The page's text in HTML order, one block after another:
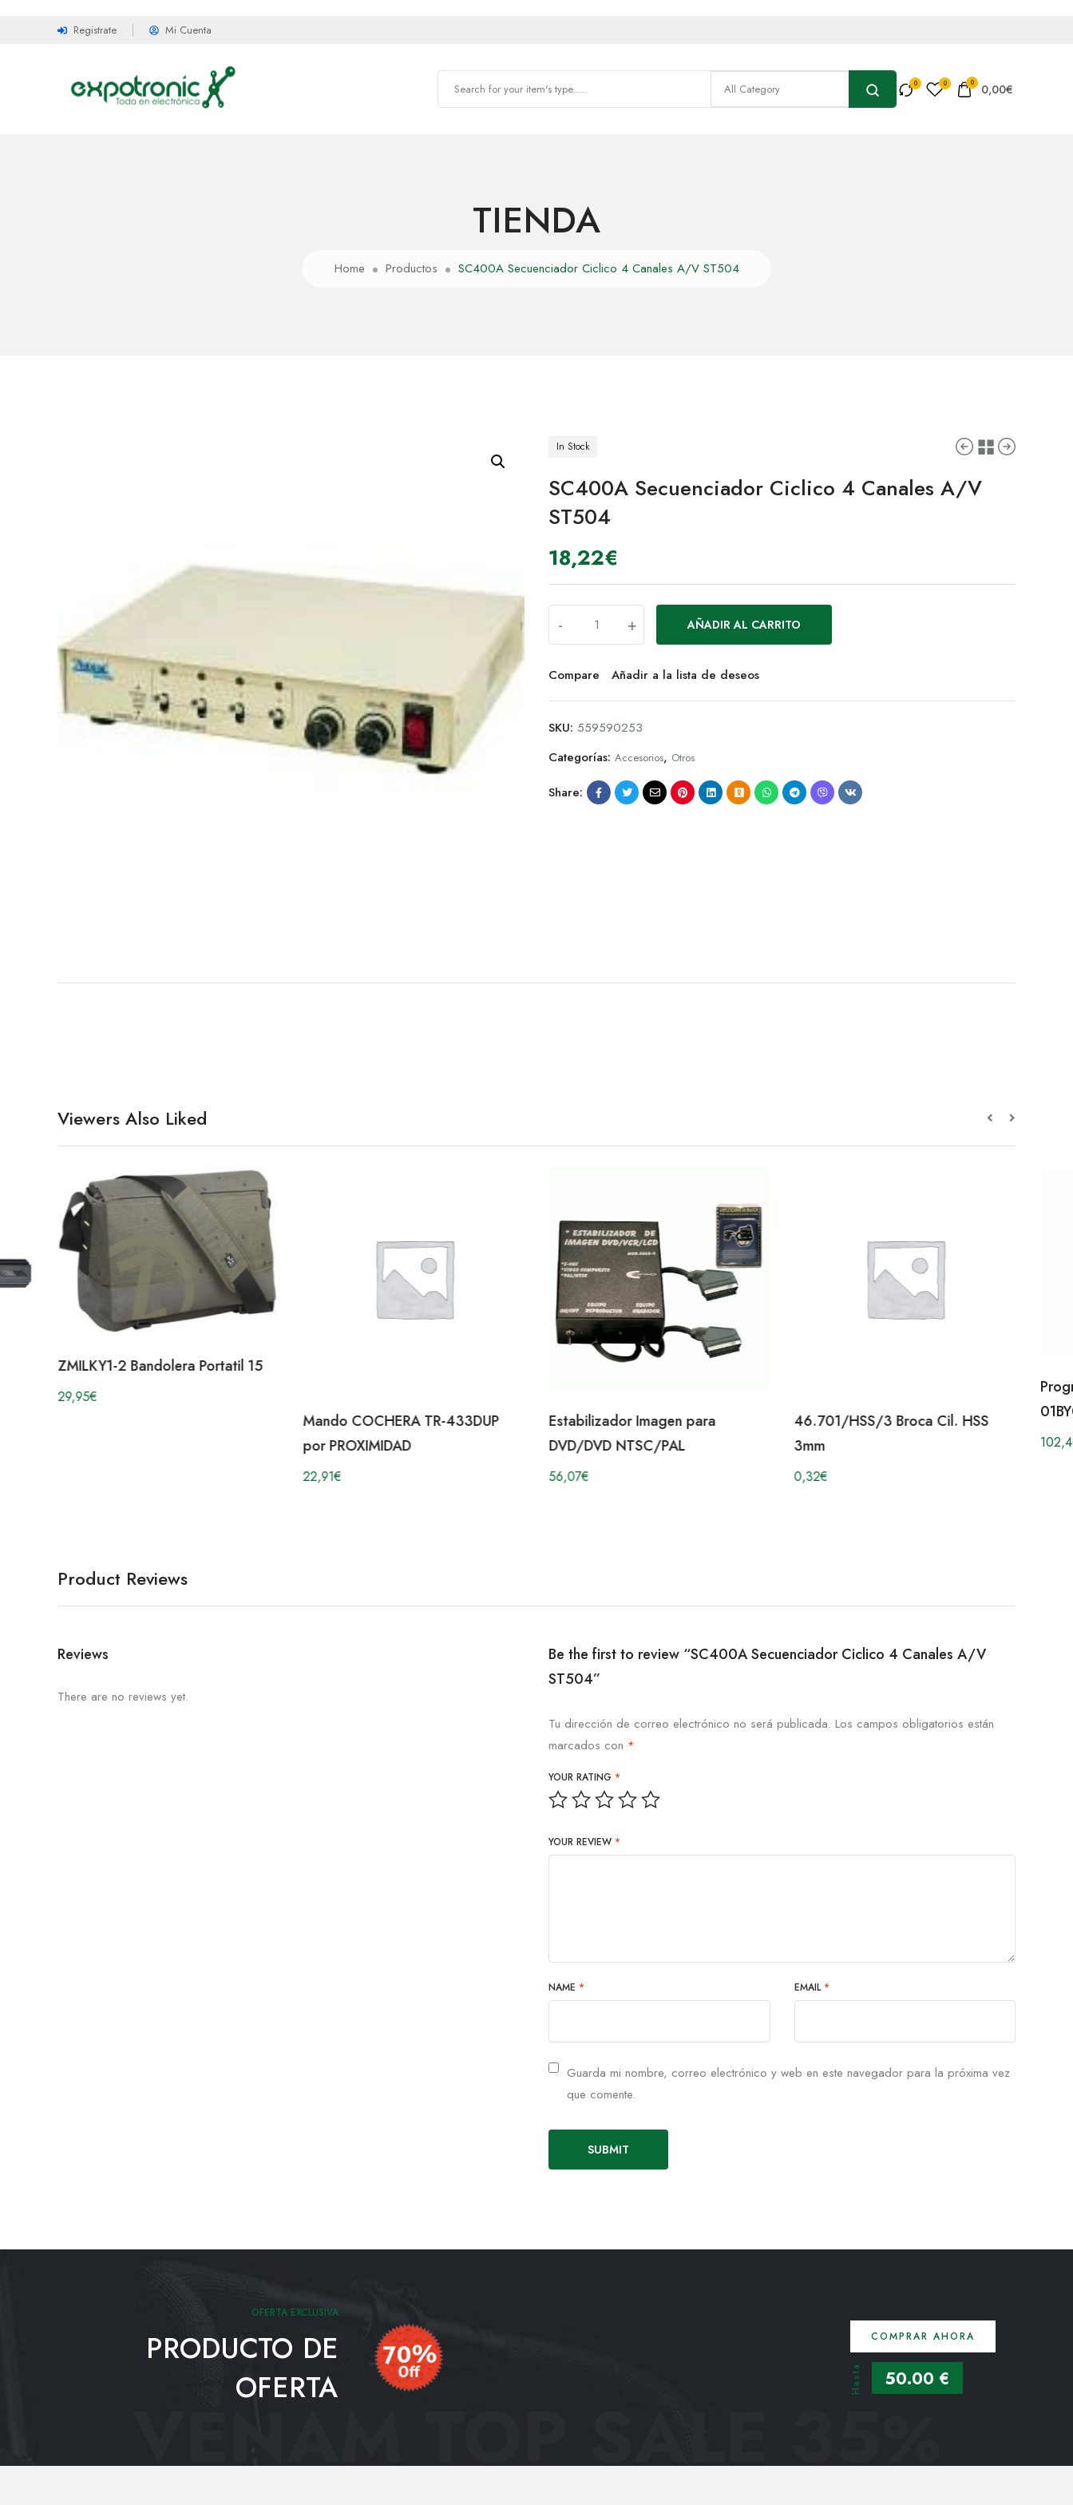
Registrate Mi Cuenta
0 0,00€
TIENDA
Home Productos SC400A Secuenciador Ciclico 4 Canales A/V ST504
In Stock
SC400A Secuenciador Ciclico 4 Canales A/V
ST504
18,22€
- + AÑADIR AL CARRITO
Compare Añadir a la lista de deseos
SKU: 559590253
Categorías: Accesorios, Otros
Share:
Viewers Also Liked
ZMILKY1-2 Bandolera Portatil 15
29,95€
Mando COCHERA TR-433DUP
por PROXIMIDAD
22,91€
Estabilizador Imagen para
DVD/DVD NTSC/PAL
56,07€
46.701/HSS/3 Broca Cil. HSS
3mm
0,32€
Product Reviews
Reviews
There are no reviews yet.
Be the first to review “SC400A Secuenciador Ciclico 4 Canales A/V
ST504”
Tu dirección de correo electrónico no será publicada. Los campos obligatorios están
marcados con *
YOUR RATING *
YOUR REVIEW *
NAME * EMAIL *
Guarda mi nombre, correo electrónico y web en este navegador para la próxima vez
que comente.
OFERTA EXCLUSIVA
PRODUCTO DE
OFERTA
COMPRAR AHORA
Hasta 50.00 €
VENAM TOP SALE 35%